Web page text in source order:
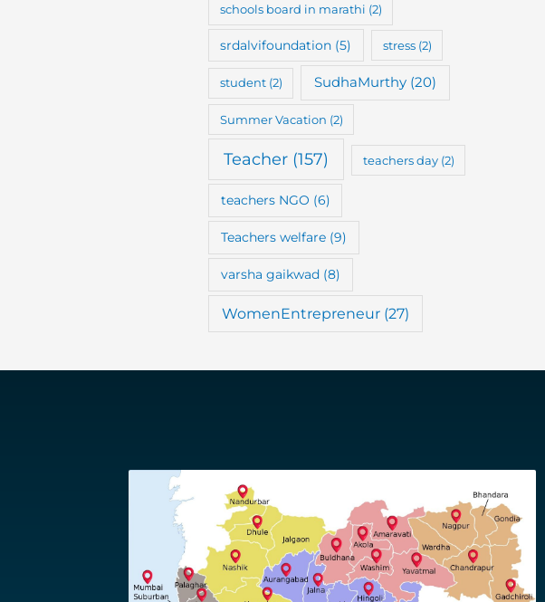
schools board in marathi (2)
srdalvifoundation (5) stress(2)
student(2) SudhaMurthy (20)
Summer Vacation (2)
Teacher(157) teachers day(2)
teachers NGO (6)
Teachers welfare(9)
varsha gaikwad(8)
WomenEntrepreneur (27)